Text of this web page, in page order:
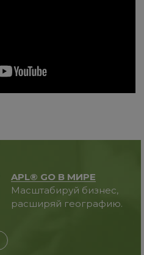
APL® GO В МИРЕ
Масштабируй бизнес,
расширяй географию.